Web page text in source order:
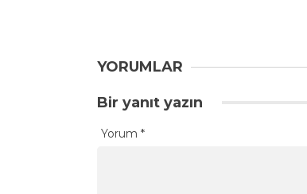
YORUMLAR
Bir yanıt yazın
Yorum *